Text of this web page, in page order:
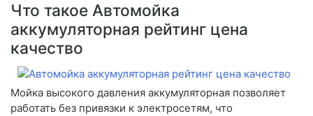
Что такое Автомойка
аккумуляторная рейтинг цена
качество
Мойка высокого давления аккумуляторная позволяет
работать без привязки к электросетям, что